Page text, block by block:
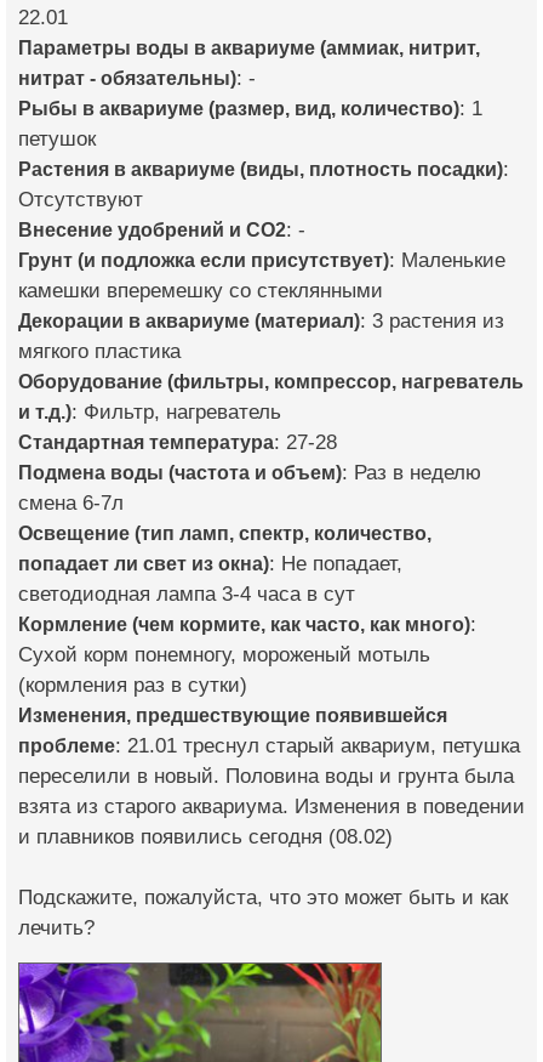
22.01
Параметры воды в аквариуме (аммиак, нитрит,
нитрат - обязательны): -
Рыбы в аквариуме (размер, вид, количество): 1
петушок
Растения в аквариуме (виды, плотность посадки):
Отсутствуют
Внесение удобрений и CO2: -
Грунт (и подложка если присутствует): Маленькие
камешки вперемешку со стеклянными
Декорации в аквариуме (материал): 3 растения из
мягкого пластика
Оборудование (фильтры, компрессор, нагреватель
и т.д.): Фильтр, нагреватель
Стандартная температура: 27-28
Подмена воды (частота и объем): Раз в неделю
смена 6-7л
Освещение (тип ламп, спектр, количество,
попадает ли свет из окна): Не попадает,
светодиодная лампа 3-4 часа в сут
Кормление (чем кормите, как часто, как много):
Сухой корм понемногу, мороженый мотыль
(кормления раз в сутки)
Изменения, предшествующие появившейся
проблеме: 21.01 треснул старый аквариум, петушка
переселили в новый. Половина воды и грунта была
взята из старого аквариума. Изменения в поведении
и плавников появились сегодня (08.02)
Подскажите, пожалуйста, что это может быть и как
лечить?